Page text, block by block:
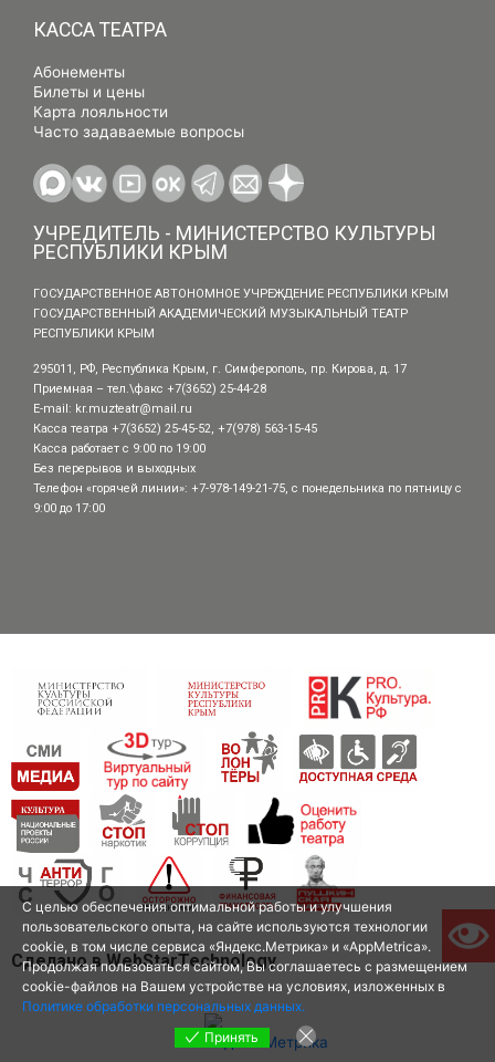
КАССА ТЕАТРА
Абонементы
Билеты и цены
Карта лояльности
Часто задаваемые вопросы
УЧРЕДИТЕЛЬ - МИНИСТЕРСТВО КУЛЬТУРЫ
РЕСПУБЛИКИ КРЫМ
ГОСУДАРСТВЕННОЕ АВТОНОМНОЕ УЧРЕЖДЕНИЕ РЕСПУБЛИКИ КРЫМ
ГОСУДАРСТВЕННЫЙ АКАДЕМИЧЕСКИЙ МУЗЫКАЛЬНЫЙ ТЕАТР
РЕСПУБЛИКИ КРЫМ
295011, РФ, Республика Крым, г. Симферополь, пр. Кирова, д. 17
Приемная – тел.\факс +7(3652) 25-44-28
E-mail: kr.muzteatr@mail.ru
Касса театра +7(3652) 25-45-52, +7(978) 563-15-45
Касса работает с 9:00 по 19:00
Без перерывов и выходных
Телефон «горячей линии»: +7-978-149-21-75, с понедельника по пятницу с
9:00 до 17:00
Сделано в WebStarTechnology
С целью обеспечения оптимальной работы и улучшения
пользовательского опыта, на сайте используются технологии
cookie, в том числе сервиса «Яндекс.Метрика» и «AppMetrica».
Продолжая пользоваться сайтом, Вы соглашаетесь с размещением
cookie-файлов на Вашем устройстве на условиях, изложенных в
Политике обработки персональных данных.
Принять